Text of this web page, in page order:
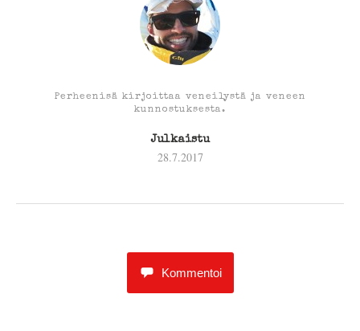
Perheenisä kirjoittaa veneilystä ja veneen
kunnostuksesta.
Julkaistu
28.7.2017
Kommentoi